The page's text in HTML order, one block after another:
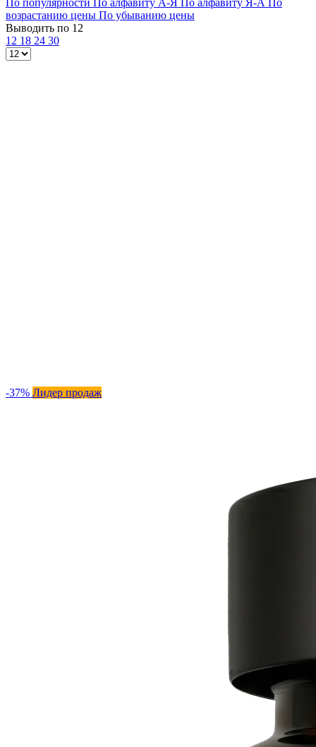
По популярности По алфавиту А-Я По алфавиту Я-А
По
возрастанию цены По убыванию цены
Выводить по 12
12 18 24 30
-37% Лидер продаж